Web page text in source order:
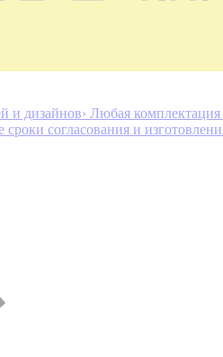
и дизайнов› Любая
согласования и